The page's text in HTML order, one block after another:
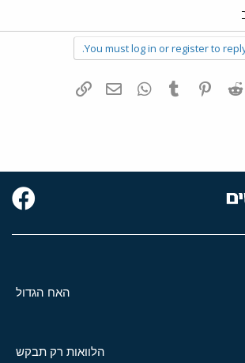
You must log in or register to
Reddit
Pinterest
Tumblr
WhatsAppדואר אלקטרוני
האח הגדול
הלוואות רק תבקש